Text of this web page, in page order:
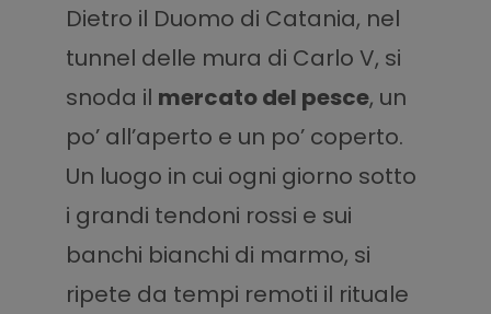
Dietro il Duomo di Catania, nel
tunnel delle mura di Carlo V, si
snoda il mercato del pesce, un
po’ all’aperto e un po’ coperto.
Un luogo in cui ogni giorno sotto
i grandi tendoni rossi e sui
banchi bianchi di marmo, si
ripete da tempi remoti il rituale